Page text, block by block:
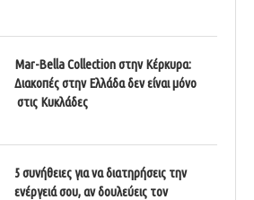
Mar-Bella Collection στην Κέρκυρα:
Διακοπές στην Ελλάδα δεν είναι μόνο
στις Κυκλάδες
5 συνήθειες για να διατηρήσεις την
ενέργειά σου, αν δουλεύεις τον